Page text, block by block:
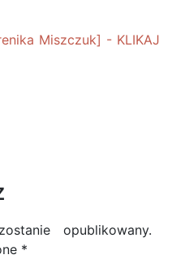
opublikowany.
*